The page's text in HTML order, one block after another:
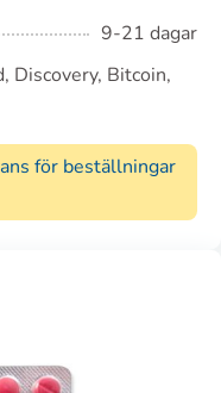
9-21 dagar
Discovery, Bitcoin,
för beställningar